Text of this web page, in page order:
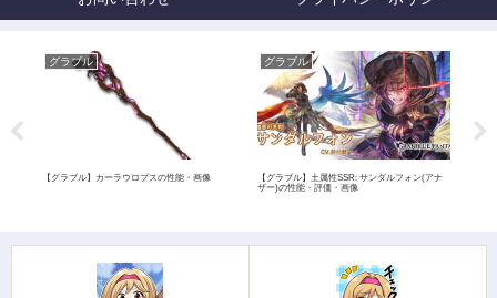
グラブル
【グラブル】カーラウロプスの性能・画像
グラブル
【グラブル】土属性SSR: サンダルフォン(アナ
ザー)の性能・評価・画像